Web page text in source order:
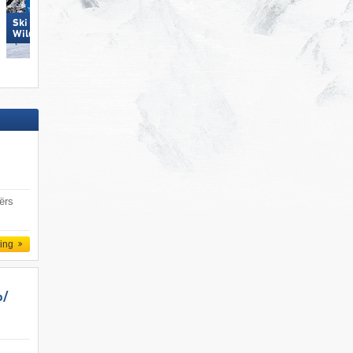
Ski Juwel Alpbachtal
Wildschönau
Hochzillertal